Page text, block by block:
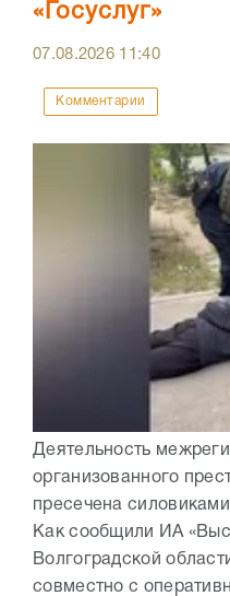
«Госуслуг»
07.08.2026 11:40
Комментарии
Деятельность
организованного
пресечена
Как сообщили ИА
Волгоградской
совместно с